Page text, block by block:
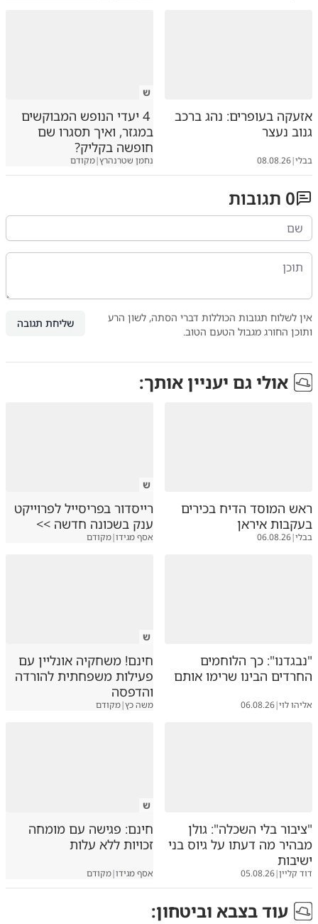
אזעקה בעופרים: נהג ברכב
גנוב נעצר
בבלי|
08.08.26
ש
4 יעדי הנופש המבוקשים
במגזר, ואיך תסגרו שם
חופשה בקליק?
נחמן שטרנהרץ|מקודם
0 תגובות
אין לשלוח תגובות הכוללות דברי הסתה, לשון הרע
ותוכן החורג מגבול הטעם הטוב.
שליחת תגובה
אולי גם יעניין אותך:
ראש המוסד הדיח בכירים
בעקבות איראן
בבלי|
06.08.26
ש
רייסדור בפריסייל לפרוייקט
ענק בשכונה חדשה >>
אסף מגידו|מקודם
"נבגדנו": כך הלוחמים
החרדים הבינו שרימו אותם
אליהו לוי|
06.08.26
ש
חינם! משחקיה אונליין עם
פעילות משפחתית להורדה
והדפסה
משה כץ|מקודם
"ציבור בלי השכלה": גולן
מבהיר מה דעתו על גיוס בני
ישיבות
דוד קליין|
05.08.26
ש
חינם: פגישה עם מומחה
זכויות ללא עלות
אסף מגידו|מקודם
עוד בצבא וביטחון: